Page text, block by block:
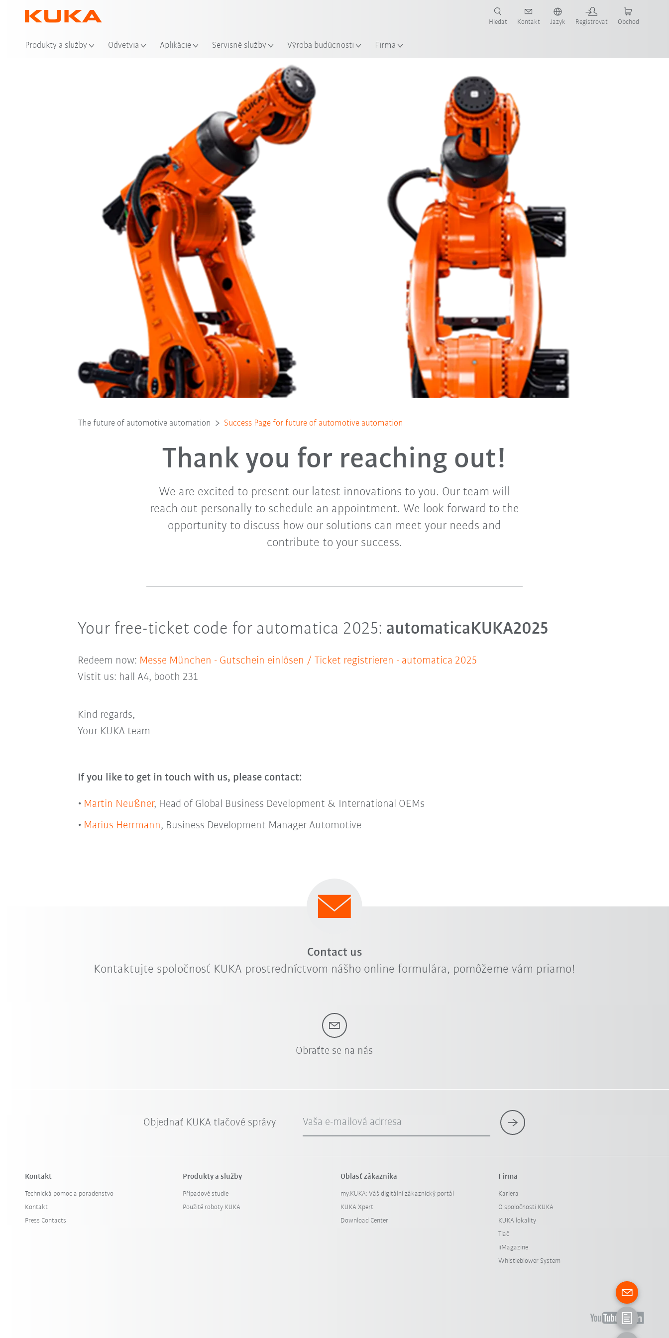
Produkty a služby Odvetvia Aplikácie Servisné služby Výroba budúcnosti Firma
Hledat Kontakt Jazyk Registrovať Obchod
The future of automotive automation Success Page for future of automotive automation
Thank you for reaching out!
We are excited to present our latest innovations to you. Our team will
reach out personally to schedule an appointment. We look forward to the
opportunity to discuss how our solutions can meet your needs and
contribute to your success.
Your free-ticket code for automatica 2025: automaticaKUKA2025
Redeem now: Messe München - Gutschein einlösen / Ticket registrieren - automatica 2025
Vistit us: hall A4, booth 231
Kind regards,
Your KUKA team
If you like to get in touch with us, please contact:
Martin Neußner, Head of Global Business Development & International OEMs
Marius Herrmann, Business Development Manager Automotive
Contact us
Kontaktujte spoločnosť KUKA prostredníctvom nášho online formulára, pomôžeme vám priamo!
Obraťte se na nás
Objednať KUKA tlačové správy Vaša e-mailová adrresa
Kontakt
Technická pomoc a poradenstvo
Kontakt
Press Contacts
Produkty a služby
Případové studie
Použité roboty KUKA
Oblasť zákazníka
my.KUKA: Váš digitální zákaznický portál
KUKA Xpert
Download Center
Firma
Kariera
O spoločnosti KUKA
KUKA lokality
Tlač
iiMagazine
Whistleblower System